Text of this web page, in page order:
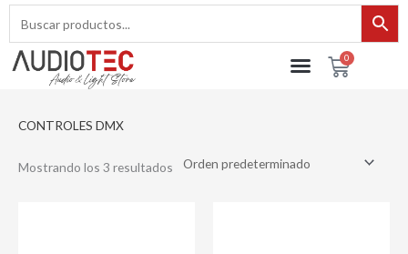
contenido
0Cart
CONTROLES DMX
Mostrando los 3 resultados